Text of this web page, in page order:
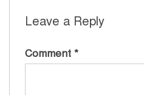
Leave a Reply
Comment *